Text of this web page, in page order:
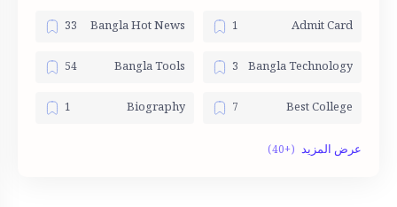
Admit Card
Bangla Hot News
Bangla Technology
Bangla Tools
Best College
Biography
Bom dia